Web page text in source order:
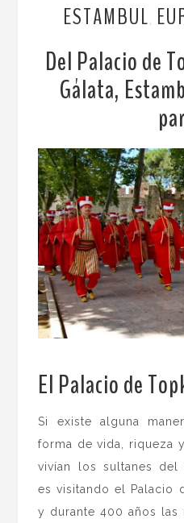
ESTAMBUL
Del Palacio de
Gálata,
El Palacio de
Si existe alguna
forma de vida, riqueza
vivían los sultanes del
es visitando el Palacio
y durante 400 años las